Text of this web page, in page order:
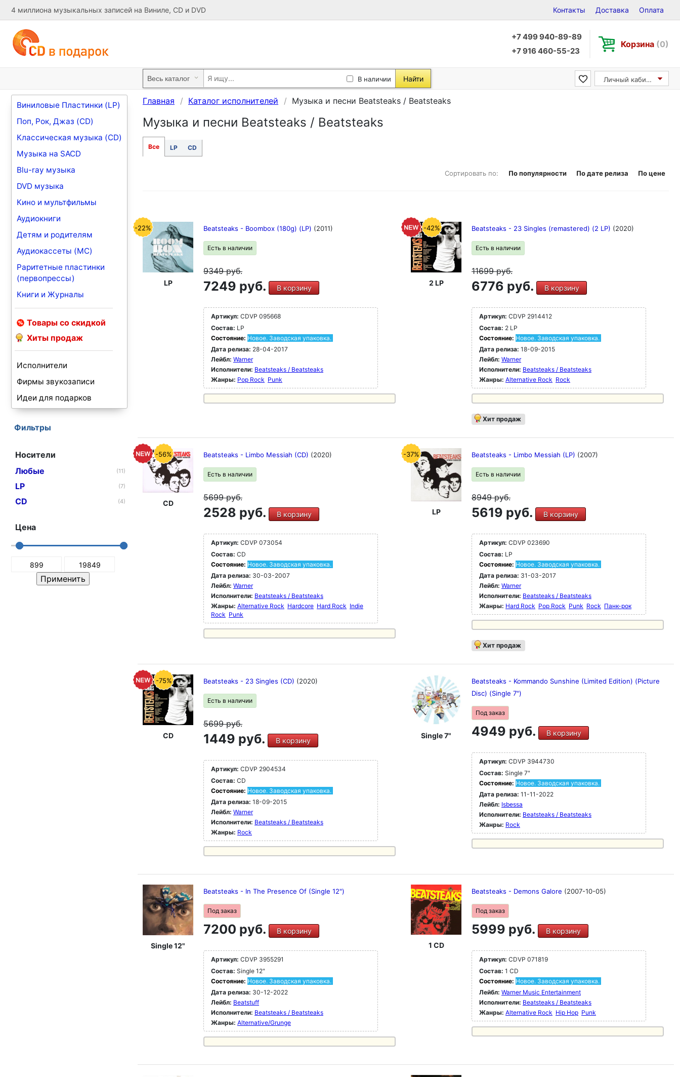
4 миллиона музыкальных записей на Виниле, CD и DVD Контакты Доставка Оплата
+7 499 940-89-89
+7 916 460-55-23
Корзина (0)
В наличии Найти Личный кабинет
Виниловые Пластинки (LP)
Поп, Рок, Джаз (CD)
Классическая музыка (CD)
Музыка на SACD
Blu-ray музыка
DVD музыка
Кино и мультфильмы
Аудиокниги
Детям и родителям
Аудиокассеты (MC)
Раритетные пластинки
(первопрессы)
Книги и Журналы
Товары со скидкой
Хиты продаж
Исполнители
Фирмы звукозаписи
Идеи для подарков
Фильтры
Носители
Любые
(11)
LP (7)
CD (4)
Цена
Главная Каталог исполнителей Музыка и песни Beatsteaks / Beatsteaks
Музыка и песни Beatsteaks / Beatsteaks
Все LP CD
Сортировать по: По популярности По дате релиза По цене
-22%
LP
Beatsteaks - Boombox (180g) (LP) (2011)
Есть в наличии
9349руб.
7249 руб. В корзину
Артикул: CDVP 095668
Состав: LP
Состояние: Новое. Заводская упаковка.
Дата релиза: 28-04-2017
Лейбл: Warner
Исполнители: Beatsteaks / Beatsteaks
Жанры: Pop Rock Punk
-42%
2 LP
Beatsteaks - 23 Singles (remastered) (2 LP) (2020)
Есть в наличии
11699руб.
6776 руб. В корзину
Артикул: CDVP 2914412
Состав: 2 LP
Состояние: Новое. Заводская упаковка.
Дата релиза: 18-09-2015
Лейбл: Warner
Исполнители: Beatsteaks / Beatsteaks
Жанры: Alternative Rock Rock
Хит продаж
-56%
CD
Beatsteaks - Limbo Messiah (CD) (2020)
Есть в наличии
5699руб.
2528 руб. В корзину
Артикул: CDVP 073054
Состав: CD
Состояние: Новое. Заводская упаковка.
Дата релиза: 30-03-2007
Лейбл: Warner
Исполнители: Beatsteaks / Beatsteaks
Жанры: Alternative Rock Hardcore Hard Rock Indie
Rock Punk
-37%
LP
Beatsteaks - Limbo Messiah (LP) (2007)
Есть в наличии
8949руб.
5619 руб. В корзину
Артикул: CDVP 023690
Состав: LP
Состояние: Новое. Заводская упаковка.
Дата релиза: 31-03-2017
Лейбл: Warner
Исполнители: Beatsteaks / Beatsteaks
Жанры: Hard Rock Pop Rock Punk Rock Панк-рок
Хит продаж
-75%
CD
Beatsteaks - 23 Singles (CD) (2020)
Есть в наличии
5699руб.
1449 руб. В корзину
Артикул: CDVP 2904534
Состав: CD
Состояние: Новое. Заводская упаковка.
Дата релиза: 18-09-2015
Лейбл: Warner
Исполнители: Beatsteaks / Beatsteaks
Жанры: Rock
Single 7"
Beatsteaks - Kommando Sunshine (Limited Edition) (Picture
Disc) (Single 7")
Под заказ
4949 руб. В корзину
Артикул: CDVP 3944730
Состав: Single 7"
Состояние: Новое. Заводская упаковка.
Дата релиза: 11-11-2022
Лейбл: Isbessa
Исполнители: Beatsteaks / Beatsteaks
Жанры: Rock
Single 12"
Beatsteaks - In The Presence Of (Single 12")
Под заказ
7200 руб. В корзину
Артикул: CDVP 3955291
Состав: Single 12"
Состояние: Новое. Заводская упаковка.
Дата релиза: 30-12-2022
Лейбл: Beatstuff
Исполнители: Beatsteaks / Beatsteaks
Жанры: Alternative/Grunge
1 CD
Beatsteaks - Demons Galore (2007-10-05)
Под заказ
5999 руб. В корзину
Артикул: CDVP 071819
Состав: 1 CD
Состояние: Новое. Заводская упаковка.
Лейбл: Warner Music Entertainment
Исполнители: Beatsteaks / Beatsteaks
Жанры: Alternative Rock Hip Hop Punk